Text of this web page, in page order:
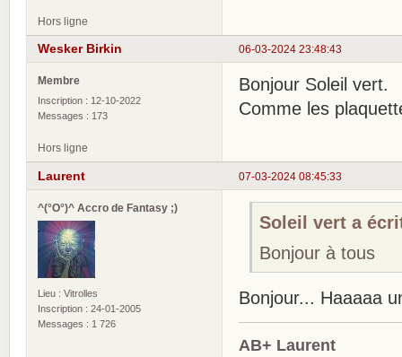
Hors ligne
06-03-2024 23:48:43
Wesker Birkin
Membre
Inscription : 12-10-2022
Messages : 173
Bonjour Soleil vert.
Comme les
Hors ligne
07-03-2024 08:45:33
Laurent
^(°O°)^ Accro de Fantasy ;)
Lieu : Vitrolles
Inscription : 24-01-2005
Messages : 1 726
Soleil vert a
Bonjour à tous
Bonjour... Haaaaa
AB+ Laurent